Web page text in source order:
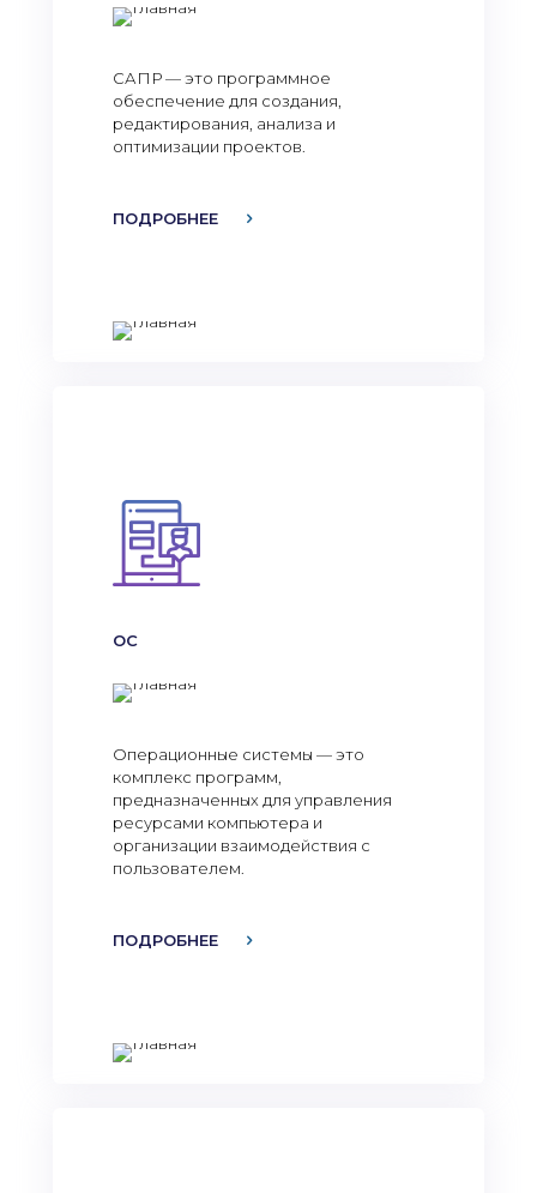
САПР — это программное
обеспечение для создания,
редактирования, анализа и
оптимизации проектов.
ПОДРОБНЕЕ
ОС
Операционные системы — это
комплекс программ,
предназначенных для управления
ресурсами компьютера и
организации взаимодействия с
пользователем.
ПОДРОБНЕЕ